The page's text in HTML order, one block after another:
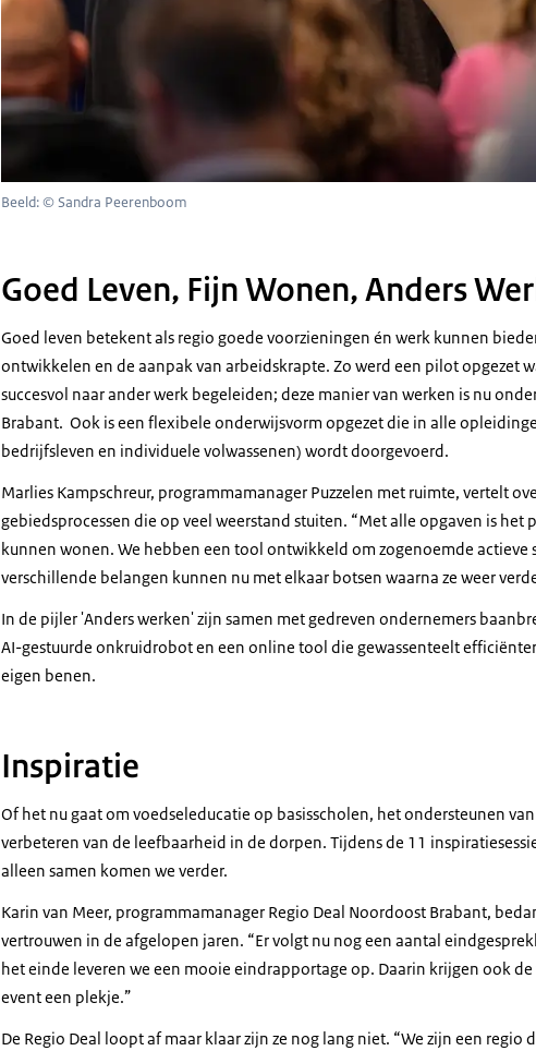
Beeld: © Sandra Peerenboom
Goed Leven, Fijn Wonen, Anders
Goed leven betekent als regio goede voorzieningen én werk kunnen
ontwikkelen en de aanpak van arbeidskrapte. Zo werd een pilot opgezet
succesvol naar ander werk begeleiden; deze manier van werken is nu
Brabant. Ook is een flexibele onderwijsvorm opgezet die in alle
bedrijfsleven en individuele volwassenen) wordt doorgevoerd.
Marlies Kampschreur, programmamanager Puzzelen met ruimte, vertelt
gebiedsprocessen die op veel weerstand stuiten. “Met alle opgaven is het
kunnen wonen. We hebben een tool ontwikkeld om zogenoemde
verschillende belangen kunnen nu met elkaar botsen waarna ze weer
In de pijler 'Anders werken' zijn samen met gedreven ondernemers
AI-gestuurde onkruidrobot en een online tool die gewassenteelt
eigen benen.
Inspiratie
Of het nu gaat om voedseleducatie op basisscholen, het ondersteunen
verbeteren van de leefbaarheid in de dorpen. Tijdens de 11
alleen samen komen we verder.
Karin van Meer, programmamanager Regio Deal Noordoost Brabant,
vertrouwen in de afgelopen jaren. “Er volgt nu nog een aantal
het einde leveren we een mooie eindrapportage op. Daarin krijgen ook
event een plekje.”
De Regio Deal loopt af maar klaar zijn ze nog lang niet. “We zijn een